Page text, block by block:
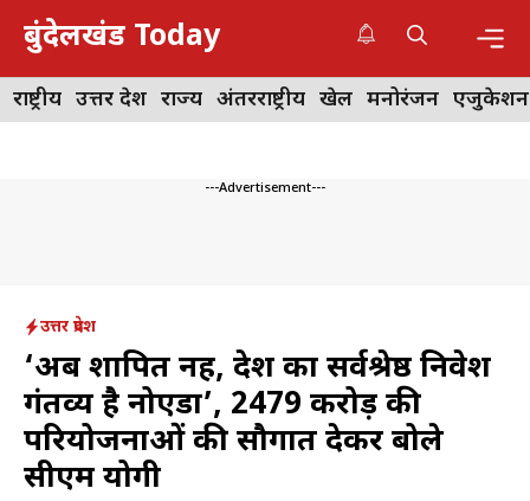
Skip
content
बुंदेलखंड Today
राष्ट्रीय उत्तर प्रदेश राज्य अंतरराष्ट्रीय खेल मनोरंजन एजुकेशन
---Advertisement---
उत्तर प्रदेश
‘अब शापित नहीं, देश का सर्वश्रेष्ठ निवेश
गंतव्य है नोएडा’, 2479 करोड़ की
परियोजनाओं की सौगात देकर बोले
सीएम योगी